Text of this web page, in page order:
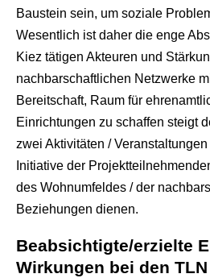
Baustein sein, um soziale
Wesentlich ist daher die enge
Kiez tätigen Akteuren und
nachbarschaftlichen Netzwerke
Bereitschaft, Raum für
Einrichtungen zu schaffen steigt
zwei Aktivitäten /
Initiative der
des Wohnumfeldes / der
Beziehungen dienen.
Beabsichtigte/erzielte
Wirkungen bei den